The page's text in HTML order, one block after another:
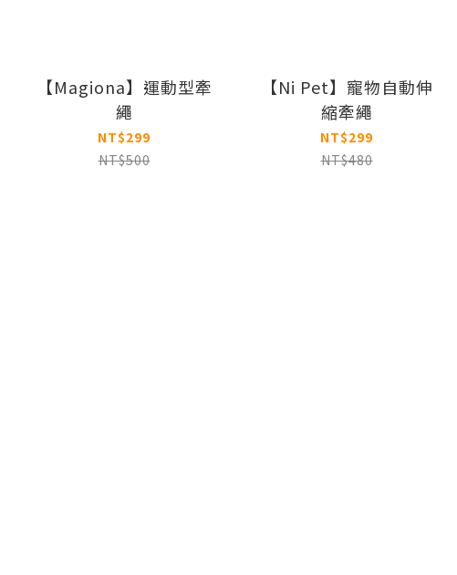
【Magiona】運動型牽
繩
NT$299
NT$500
【Ni Pet】寵物自動伸
縮牽繩
NT$299
NT$480